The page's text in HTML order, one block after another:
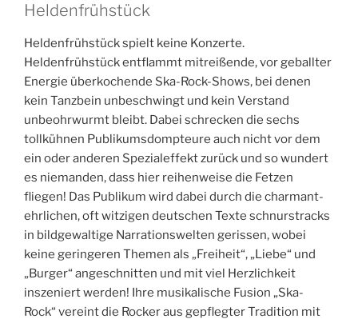
Heldenfrühstück
Heldenfrühstück spielt keine Konzerte.
Heldenfrühstück entflammt mitreißende, vor geballter
Energie überkochende Ska-Rock-Shows, bei denen
kein Tanzbein unbeschwingt und kein Verstand
unbeohrwurmt bleibt. Dabei schrecken die sechs
tollkühnen Publikumsdompteure auch nicht vor dem
ein oder anderen Spezialeffekt zurück und so wundert
es niemanden, dass hier reihenweise die Fetzen
fliegen! Das Publikum wird dabei durch die charmant-
ehrlichen, oft witzigen deutschen Texte schnurstracks
in bildgewaltige Narrationswelten gerissen, wobei
keine geringeren Themen als „Freiheit“, „Liebe“ und
„Burger“ angeschnitten und mit viel Herzlichkeit
inszeniert werden! Ihre musikalische Fusion „Ska-
Rock“ vereint die Rocker aus gepflegter Tradition mit